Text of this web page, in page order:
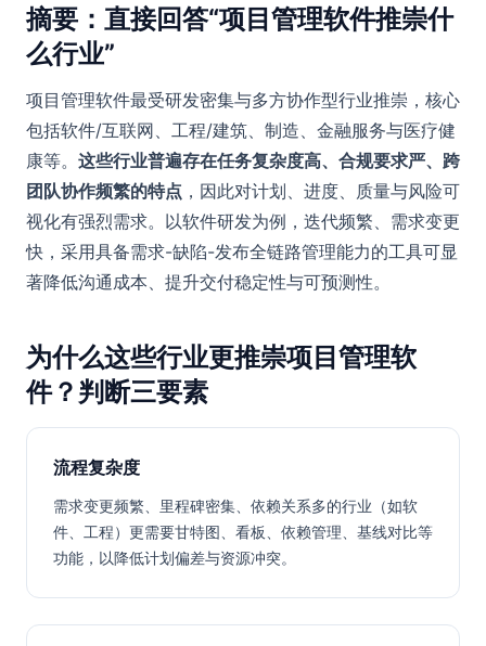
摘要：直接回答“项目管理软件推崇什
么行业”
项目管理软件最受研发密集与多方协作型行业推崇，核心
包括软件/互联网、工程/建筑、制造、金融服务与医疗健
康等。 这些行业普遍存在任务复杂度高、合规要求严、跨
团队协作频繁的特点 ，因此对计划、进度、质量与风险可
视化有强烈需求。以软件研发为例，迭代频繁、需求变更
快，采用具备需求-缺陷-发布全链路管理能力的工具可显
著降低沟通成本、提升交付稳定性与可预测性。
为什么这些行业更推崇项目管理软
件？判断三要素
流程复杂度
需求变更频繁、里程碑密集、依赖关系多的行业（如软
件、工程）更需要甘特图、看板、依赖管理、基线对比等
功能，以降低计划偏差与资源冲突。